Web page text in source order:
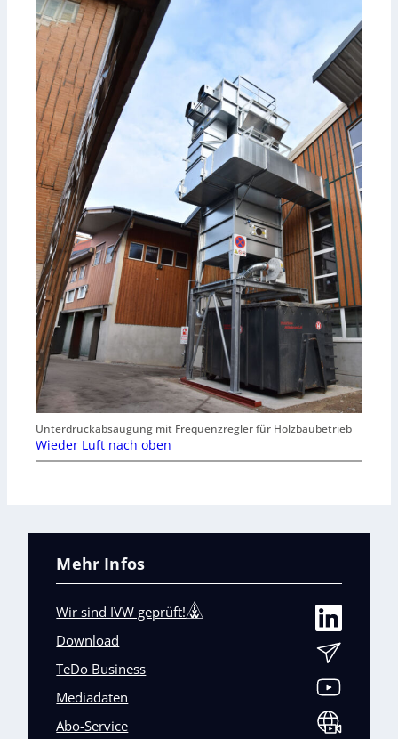
Unterdruckabsaugung mit Frequenzregler für Holzbaubetrieb
Wieder Luft nach oben
Mehr Infos
Wir sind IVW geprüft!
Download
TeDo Business
Mediadaten
Abo-Service